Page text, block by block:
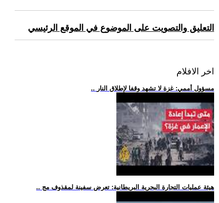
التعليق والتصويت على الموضوع في الموقع الرئيسي
اخر الافلام
.. مسؤول أممي: غزة لا تشهد وقفا لإطلاق النار
.. هيئة عمليات التجارة البحرية البريطانية: تعرض سفينة لمقذوف مج